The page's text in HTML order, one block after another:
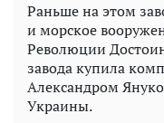
Раньше на этом
и морское
Революции
завода купила
Александром
Украины.